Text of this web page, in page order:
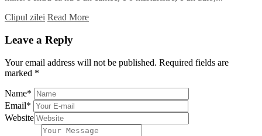
Clipul zilei Read More
Leave a Reply
Your email address will not be published. Required fields are
marked *
Name*
Email*
Website